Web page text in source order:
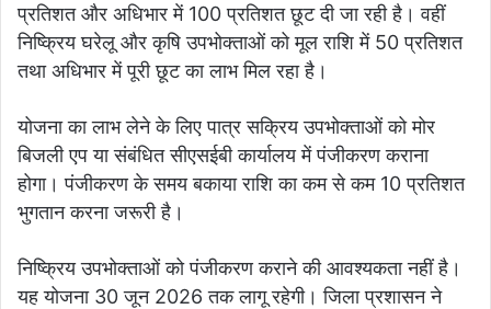
प्रतिशत और अधिभार में 100 प्रतिशत छूट दी जा रही है। वहीं
निष्क्रिय घरेलू और कृषि उपभोक्ताओं को मूल राशि में 50 प्रतिशत
तथा अधिभार में पूरी छूट का लाभ मिल रहा है।
योजना का लाभ लेने के लिए पात्र सक्रिय उपभोक्ताओं को मोर
बिजली एप या संबंधित सीएसईबी कार्यालय में पंजीकरण कराना
होगा। पंजीकरण के समय बकाया राशि का कम से कम 10 प्रतिशत
भुगतान करना जरूरी है।
निष्क्रिय उपभोक्ताओं को पंजीकरण कराने की आवश्यकता नहीं है।
यह योजना 30 जून 2026 तक लागू रहेगी। जिला प्रशासन ने